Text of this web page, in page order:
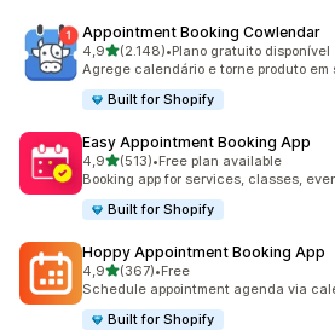
Appointment Booking Cowlendar
4,9de 5 estrelas
(2.148)
2148 total de avaliações
•Plano gratuito disponível
Agrege calendário e torne produto em
Built for Shopify
Easy Appointment Booking App
4,9de 5 estrelas
(513)
513 total de avaliações
•Free plan available
Booking app for services, classes,
Built for Shopify
Hoppy Appointment Booking App
4,9de 5 estrelas
(367)
367 total de avaliações
•Free
Schedule appointment agenda via
Built for Shopify